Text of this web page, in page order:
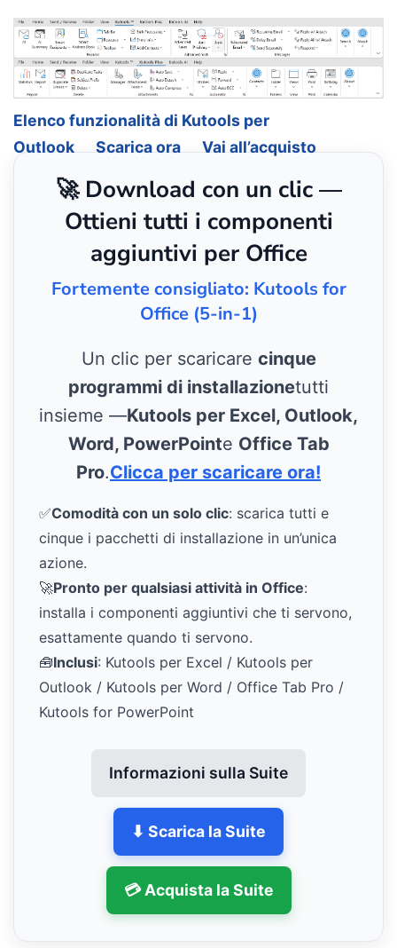
Elenco funzionalità di Kutools per
Outlook
Scarica ora Vai all’acquisto
🚀 Download con un clic —
Ottieni tutti i componenti
aggiuntivi per Office
Fortemente consigliato: Kutools for
Office (5-in-1)
Un clic per scaricare cinque
programmi di installazionetutti
insieme —Kutools per Excel, Outlook,
Word, PowerPointe Office Tab
Pro.Clicca per scaricare ora!
✅Comodità con un solo clic: scarica tutti e
cinque i pacchetti di installazione in un’unica
azione.
🚀Pronto per qualsiasi attività in Office:
installa i componenti aggiuntivi che ti servono,
esattamente quando ti servono.
🧰Inclusi: Kutools per Excel / Kutools per
Outlook / Kutools per Word / Office Tab Pro /
Kutools for PowerPoint
Informazioni sulla Suite
⬇ Scarica la Suite
💳 Acquista la Suite